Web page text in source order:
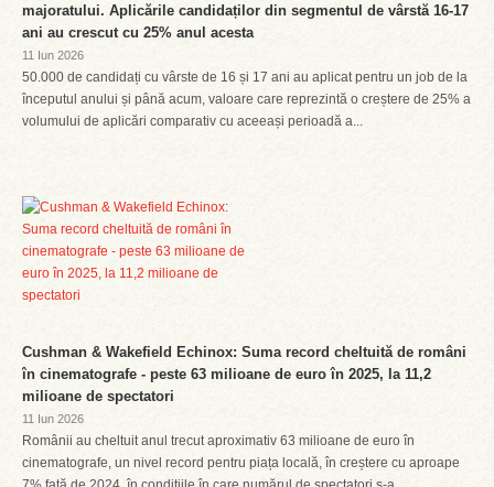
majoratului. Aplicările candidaților din segmentul de vârstă 16-17
ani au crescut cu 25% anul acesta
11 Iun 2026
50.000 de candidați cu vârste de 16 și 17 ani au aplicat pentru un job de la
începutul anului și până acum, valoare care reprezintă o creștere de 25% a
volumului de aplicări comparativ cu aceeași perioadă a...
Cushman & Wakefield Echinox: Suma record cheltuită de români
în cinematografe - peste 63 milioane de euro în 2025, la 11,2
milioane de spectatori
11 Iun 2026
Românii au cheltuit anul trecut aproximativ 63 milioane de euro în
cinematografe, un nivel record pentru piața locală, în creștere cu aproape